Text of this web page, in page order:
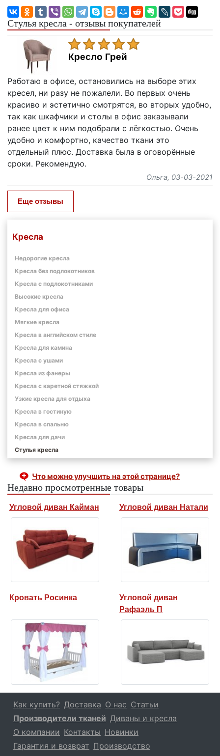
Кресла
Недорогие кресла
Кресла без подлокотников
Кресла с подлокотниками
Высокие кресла
Кресла для офиса
Мягкие кресла
Кресла в английском стиле
Кресла для камина
Кресла с ушами
Кресла из фанеры
Кресла с каретной стяжкой
Узкие кресла для отдыха
Кресла в гостиную
Кресла в спальню
Кресла для дачи
Стулья кресла
Стулья кресла - отзывы покупателей
Кресло Грей
Работаю в офисе, остановились на выборе этих
кресел, ни разу не пожалели. Во первых очень
красиво и эстетично смотрятся, во вторых удобно,
так как шкафчики и столы в офис заказывали
ранее цвет к ним подобрали с лёгкостью. Очень
удобно и комфортно, качество ткани это
отдельный плюс. Доставка была в оговорённые
сроки. Рекомендую.
Ольга, 03-03-2021
Еще отзывы
Что можно улучшить на этой странице?
Недавно просмотренные товары
Угловой диван Кайман Угловой диван Натали
Кровать Росинка
Угловой диван
Рафаэль П
Как купить? Доставка О нас Статьи
Производители тканей Диваны и кресла
О компании Контакты Новинки
Гарантия и возврат Производство